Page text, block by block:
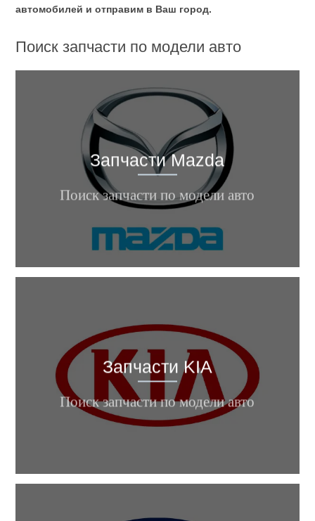
автомобилей и отправим в Ваш город.
Поиск запчасти по модели авто
Запчасти Mazda
Поиск запчасти по модели авто
Mazda CX-7, Mazda CX-5, Mazda
CX-3, Mazda 6, Mazda 626, Mazda
5, Mazda 3, Mazda 323 ...
Запчасти KIA
Поиск запчасти по модели авто
Cerato K5, Sportage, RIO, Optima
...